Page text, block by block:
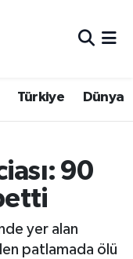
Türkiye Dünya
90
yer alan
patlamada ölü